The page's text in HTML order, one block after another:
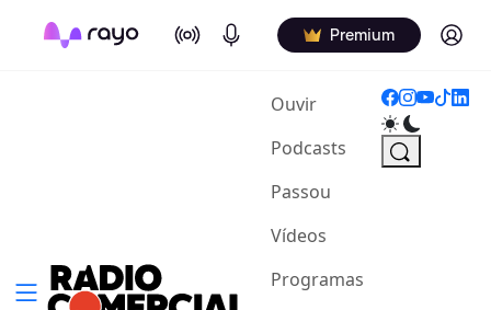
On Air Podcasts Premium Log in
Ouvir(current)
Podcasts
Passou
Vídeos
Programas